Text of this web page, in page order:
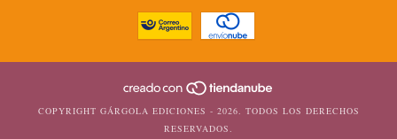
COPYRIGHT GÁRGOLA EDICIONES - 2026. TODOS LOS DERECHOS
RESERVADOS.